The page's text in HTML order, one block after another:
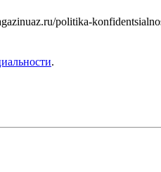
politika-
.